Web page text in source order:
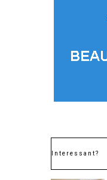
Interessant?